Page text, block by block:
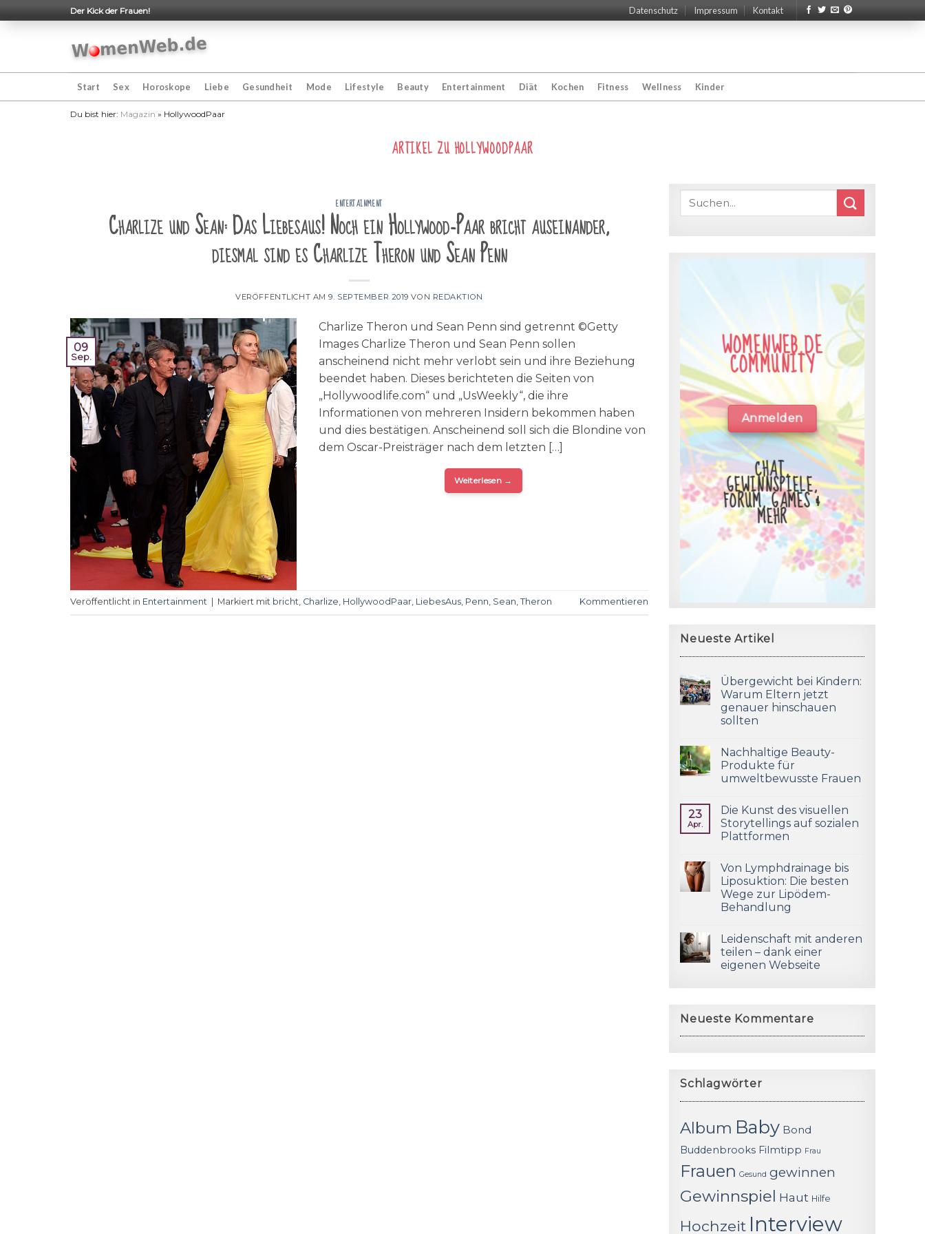
to
Der Kick der Frauen! Datenschutz Impressum Kontakt
Start Sex Horoskope Liebe Gesundheit Mode Lifestyle Beauty Entertainment Diät Kochen Fitness Wellness Kinder
Du bist hier: Magazin » HollywoodPaar
ARTIKEL ZU HOLLYWOODPAAR
ENTERTAINMENT
Charlize und Sean: Das Liebesaus! Noch ein Hollywood-Paar bricht auseinander,
diesmal sind es Charlize Theron und Sean Penn
VERÖFFENTLICHT AM9. SEPTEMBER 2019 VON REDAKTION
09
Sep.
Charlize Theron und Sean Penn sind getrennt ©Getty
Images Charlize Theron und Sean Penn sollen
anscheinend nicht mehr verlobt sein und ihre Beziehung
beendet haben. Dieses berichteten die Seiten von
„Hollywoodlife.com“ und „UsWeekly“, die ihre
Informationen von mehreren Insidern bekommen haben
und dies bestätigen. Anscheinend soll sich die Blondine von
dem Oscar-Preisträger nach dem letzten […]
Weiterlesen →
Veröffentlicht in Entertainment Markiert mit bricht, Charlize, HollywoodPaar, LiebesAus, Penn, Sean, Theron Kommentieren
WOMENWEB.DE
COMMUNITY
Anmelden
CHAT,
GEWINNSPIELE,
FORUM, GAMES &
MEHR
Neueste Artikel
Übergewicht bei Kindern:
Warum Eltern jetzt
genauer hinschauen
sollten
Nachhaltige Beauty-
Produkte für
umweltbewusste Frauen
23
Apr.
Die Kunst des visuellen
Storytellings auf sozialen
Plattformen
Von Lymphdrainage bis
Liposuktion: Die besten
Wege zur Lipödem-
Behandlung
Leidenschaft mit anderen
teilen – dank einer
eigenen Webseite
Neueste Kommentare
Schlagwörter
Album Baby Bond
Buddenbrooks Filmtipp Frau
Frauen Gesund gewinnen
Gewinnspiel Haut Hilfe
Hochzeit Interview